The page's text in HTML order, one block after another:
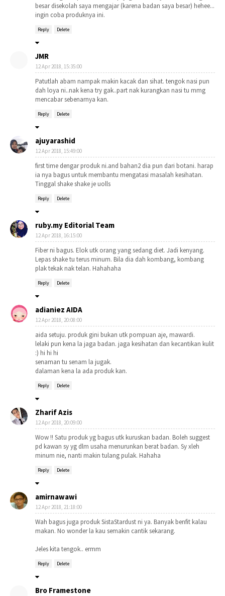
besar disekolah saya mengajar (karena badan saya besar) hehee...
ingin coba produknya ini.
Reply Delete
JMR
12 Apr 2018, 15:35:00
Patutlah abam nampak makin kacak dan sihat. tengok nasi pun
dah loya ni..nak kena try gak..part nak kurangkan nasi tu mmg
mencabar sebenarnya kan.
Reply Delete
ajuyarashid
12 Apr 2018, 15:49:00
first time dengar produk ni.and bahan2 dia pun dari botani. harap
ia nya bagus untuk membantu mengatasi masalah kesihatan.
Tinggal shake shake je uolls
Reply Delete
ruby.my Editorial Team
12 Apr 2018, 16:15:00
Fiber ni bagus. Elok utk orang yang sedang diet. Jadi kenyang.
Lepas shake tu terus minum. Bila dia dah kombang, kombang
plak tekak nak telan. Hahahaha
Reply Delete
adianiez AIDA
12 Apr 2018, 20:08:00
aida setuju. produk gini bukan utk pompuan aje, mawardi.
lelaki pun kena la jaga badan. jaga kesihatan dan kecantikan kulit
:) hi hi hi
senaman tu senam la jugak.
dalaman kena la ada produk kan.
Reply Delete
Zharif Azis
12 Apr 2018, 20:09:00
Wow !! Satu produk yg bagus utk kuruskan badan. Boleh suggest
pd kawan sy yg dlm usaha menurunkan berat badan. Sy xleh
minum nie, nanti makin tulang pulak. Hahaha
Reply Delete
amirnawawi
12 Apr 2018, 21:18:00
Wah bagus juga produk SistaStardust ni ya. Banyak benfit kalau
makan. No wonder la kau semakin cantik sekarang.
Jeles kita tengok.. ermm
Reply Delete
Bro Framestone